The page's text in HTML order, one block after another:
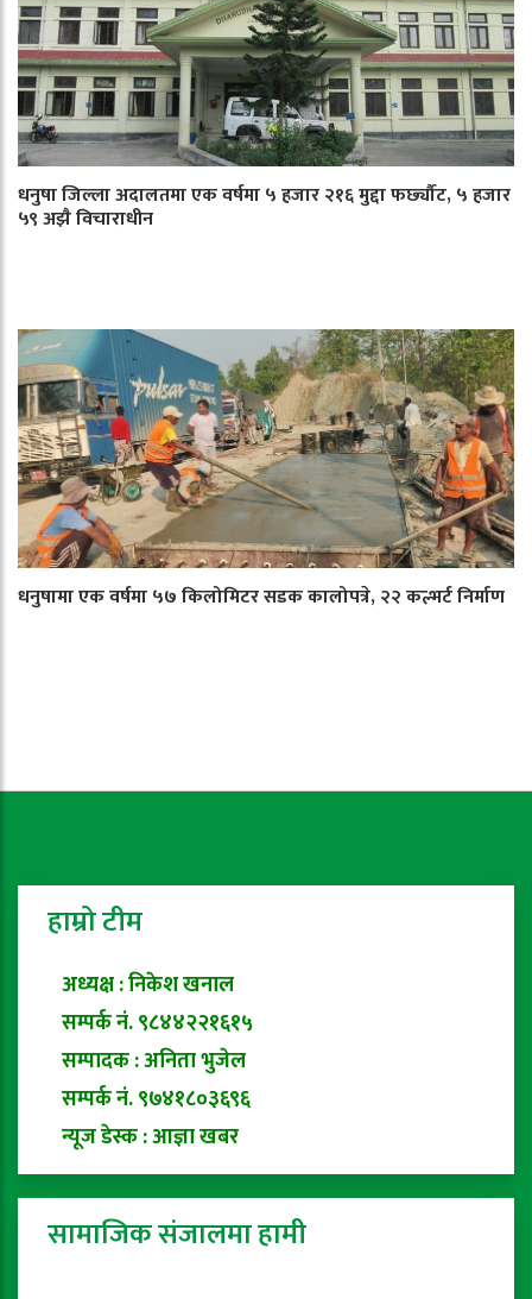
धनुषा जिल्ला अदालतमा एक वर्षमा ५ हजार २१६ मुद्दा फर्छ्यौट, ५ हजार
५९ अझै विचाराधीन
धनुषामा एक वर्षमा ५७ किलोमिटर सडक कालोपत्रे, २२ कल्भर्ट निर्माण
हाम्रो टीम
अध्यक्ष : निकेश खनाल
सम्पर्क नं. ९८४४२२१६१५
सम्पादक : अनिता भुजेल
सम्पर्क नं. ९७४१८०३६९६
न्यूज डेस्क : आज्ञा खबर
सामाजिक संजालमा हामी